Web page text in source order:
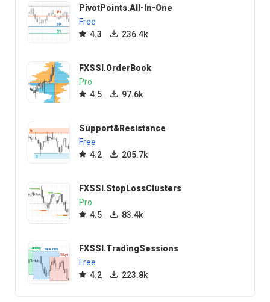
PivotPoints.All-In-One
Free
4.3
236.4k
FXSSI.OrderBook
Pro
4.5
97.6k
Support&Resistance
Free
4.2
205.7k
FXSSI.StopLossClusters
Pro
4.5
83.4k
FXSSI.TradingSessions
Free
4.2
223.8k